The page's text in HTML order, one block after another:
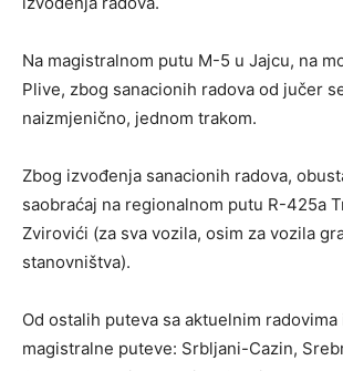
Na magistralnom putu M-5 u Jajcu, na
Plive, zbog sanacionih radova od jučer
naizmjenično, jednom trakom.
Zbog izvođenja sanacionih radova,
saobraćaj na regionalnom putu R-425a
Zvirovići (za sva vozila, osim za vozila
stanovništva).
Od ostalih puteva sa aktuelnim radovima
magistralne puteve: Srbljani-Cazin,